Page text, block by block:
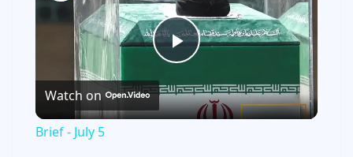
P
l
Watch on
Brief - July 5